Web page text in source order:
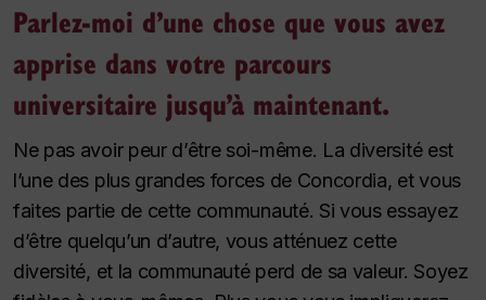
Parlez-moi d’une chose que vous avez
apprise dans votre parcours
universitaire jusqu’à maintenant.
Ne pas avoir peur d’être soi-même. La diversité est
l’une des plus grandes forces de Concordia, et vous
faites partie de cette communauté. Si vous essayez
d’être quelqu’un d’autre, vous atténuez cette
diversité, et la communauté perd de sa valeur. Soyez